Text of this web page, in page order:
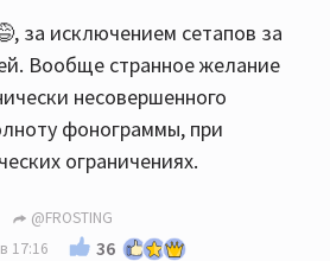
за исключением сетапов за
Вообще странное желание
несовершенного
фонограммы, при
ограничениях.
@FROSTING
17:16
36